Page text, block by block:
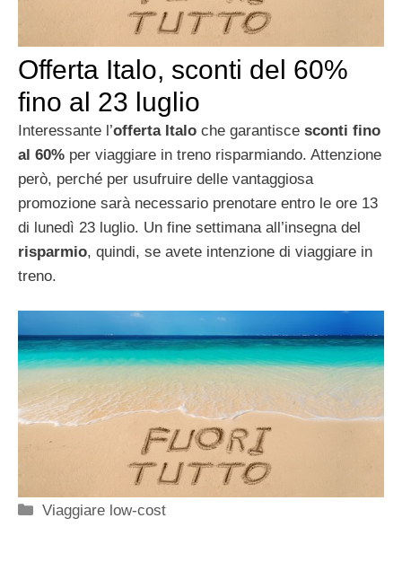
Offerta Italo, sconti del 60%
fino al 23 luglio
Interessante l’offerta Italo che garantisce sconti fino
al 60% per viaggiare in treno risparmiando. Attenzione
però, perché per usufruire delle vantaggiosa
promozione sarà necessario prenotare entro le ore 13
di lunedì 23 luglio. Un fine settimana all’insegna del
risparmio, quindi, se avete intenzione di viaggiare in
treno.
Categorie
Viaggiare low-cost